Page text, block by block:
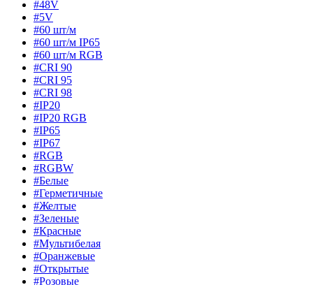
#48V
#5V
#60 шт/м
#60 шт/м IP65
#60 шт/м RGB
#CRI 90
#CRI 95
#CRI 98
#IP20
#IP20 RGB
#IP65
#IP67
#RGB
#RGBW
#Белые
#Герметичные
#Желтые
#Зеленые
#Красные
#Мультибелая
#Оранжевые
#Открытые
#Розовые